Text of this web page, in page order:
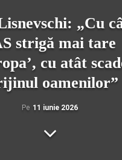
„Cu
strigă mai tare
cu atât
oamenilor”
Pe 11 iunie 2026